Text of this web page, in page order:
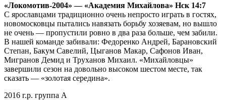
«Локомотив-2004» — «Академия Михайлова» Нск 14:7
С ярославцами традиционно очень непросто играть в гостях,
новомосковцы пытались навязать борьбу хозяевам, но вышло
не очень — пропустили ровно в два раза больше, чем забили.
В нашей команде забивали: Федоренко Андрей, Барановский
Степан, Бакум Савелий, Цыганов Макар, Сафонов Иван,
Мигранов Демид и Труханов Михаил. «Михайловцы»
завершили сезон на довольно высоком шестом месте, так
сказать — «золотая середина».
2016 г.р. группа А